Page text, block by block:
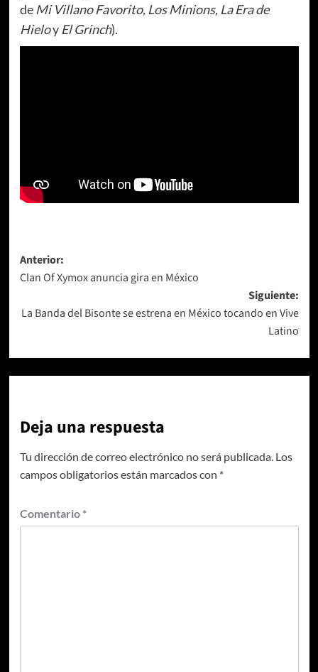
de Mi Villano Favorito, Los Minions, La Era de
Hieloy El Grinch).
Navegación
de
entradas
Anterior:
Clan Of Xymox anuncia gira en México
Siguiente:
La Banda del Bisonte se estrena en México tocando en Vive
Latino
Deja una respuesta
Tu dirección de correo electrónico no será publicada. Los
campos obligatorios están marcados con *
Comentario *